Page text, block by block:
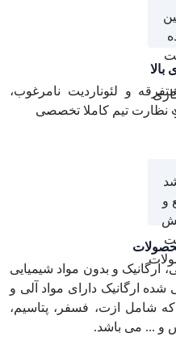
و لئوناردیت نامرغوب،
نظارت تیم کاملا تخصصی
و بدون مواد شیمیایی
شده ارگانیک دارای مواد آلی و
شامل ازت، فسفر، پتاسیم،
و ... می باشد.